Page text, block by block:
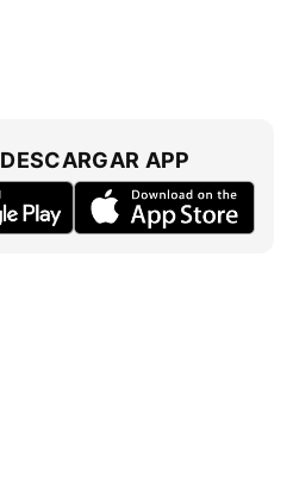
DESCARGAR APP